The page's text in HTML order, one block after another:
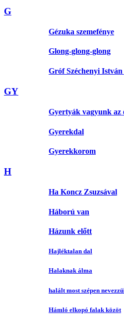
G
Gézuka szemefénye
Glong-glong-glong
Gróf Széchenyi
GY
Gyertyák vagyunk az
Gyerekdal
Gyerekkorom
H
Ha Koncz Zsuzsával
Háború van
Házunk előtt
Hajléktalan dal
Halaknak álma
halált most szépen
Hámló elkopó falak közöt